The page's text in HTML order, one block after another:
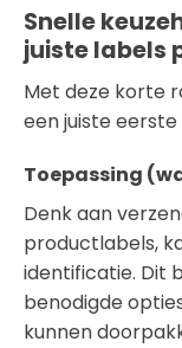
Snelle
juiste labels
Met deze korte
een juiste
Toepassing
Denk aan
productlabels,
identificatie. Dit
benodigde
kunnen